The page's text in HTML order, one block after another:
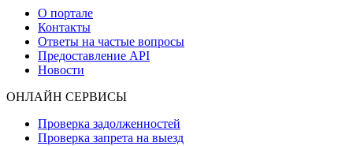
О портале
Контакты
Ответы на частые вопросы
Предоставление API
Новости
ОНЛАЙН СЕРВИСЫ
Проверка задолженностей
Проверка запрета на выезд